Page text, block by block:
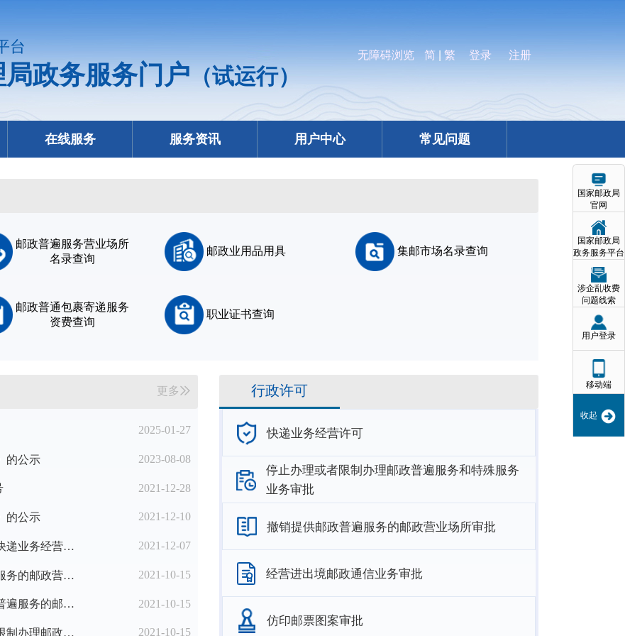
国家邮政局
官网
国家邮政局
政务服务平台
涉企乱收费
问题线索
用户登录
移动端
收起
台
政务服务门户（试运行）
无障碍浏览 简 繁 登录 注册
在线服务 服务资讯 用户中心 常见问题
邮政普遍服务营业场所
名录查询
邮政业用品用具 集邮市场名录查询
邮政普通包裹寄递服务
资费查询
职业证书查询
更多
2025-01-27
的公示 2023-08-08
2021-12-28
的公示 2021-12-10
国家邮政局办公室关于进一步优化农村地区快递业务经营许可工作的通知 2021-12-07
2021年第三季度邮政企业设置提供邮政普遍服务的邮政营业场所备案名单 2021-10-15
2021年第三季度准予邮政企业撤销提供邮政普遍服务的邮政营业场所名单 2021-10-15
2021年第三季度准予邮政企业停止办理或者限制办理邮政普遍服务和特殊服务业务的邮政营业场所名单 2021-10-15
行政许可
快递业务经营许可
停止办理或者限制办理邮政普遍服务和特殊服务
业务审批
撤销提供邮政普遍服务的邮政营业场所审批
经营进出境邮政通信业务审批
仿印邮票图案审批